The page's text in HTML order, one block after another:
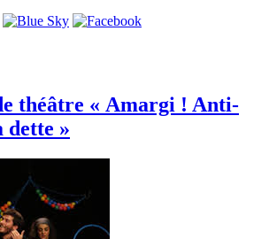
théâtre « Amargi ! Anti-
dette »